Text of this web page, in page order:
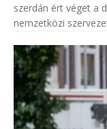
szerdán ért véget a
nemzetközi